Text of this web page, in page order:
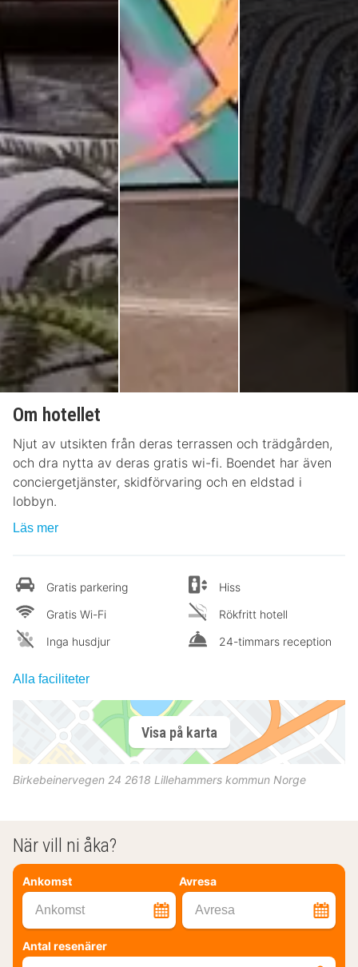
Om hotellet
Njut av utsikten från deras terrassen och trädgården,
och dra nytta av deras gratis wi-fi. Boendet har även
conciergetjänster, skidförvaring och en eldstad i
lobbyn.
Läs mer
Gratis parkering
Gratis Wi-Fi
Inga husdjur
Hiss
Rökfritt hotell
24-timmars reception
Alla faciliteter
Visa på karta
Birkebeinervegen 24 2618 Lillehammers kommun Norge
När vill ni åka?
Ankomst Avresa
Ankomst Avresa
Antal resenärer